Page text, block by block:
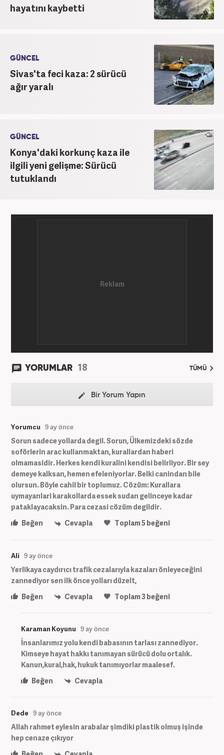
hayatını kaybetti
GÜNCEL
Sivas'ta feci kaza: 2 sürücü
ağır yaralı
GÜNCEL
Konya'daki korkunç kaza ile
ilgili yeni gelişme: Sürücü
tutuklandı
YORUMLAR 18 TÜMÜ
Bir Yorum Yapın
Yorumcu 9 ay önce
Sorun sadece yollarda degil. Sorun, Ülkemizdeki sözde
soförlerin arac kullanmaktan, kurallardan haberi
olmamasidir. Herkes kendi kuralini kendisi belirliyor. Bir sey
demeye kalksan, hemen efeleniyorlar. Belki canindan bile
olursun. Böyle cahil bir toplumuz. Cözüm: Kurallara
uymayanlari karakollarda essek sudan gelinceye kadar
pataklayacaksin. Para cezasi cözüm degildir.
Beğen
Cevapla Toplam5beğeni
Ali 9 ay önce
Yerlikaya caydırıcı trafik cezalarıyla kazaları önleyeceğini
zannediyor sen ilk önce yolları düzelt,
Beğen
Cevapla Toplam3beğeni
Karaman Koyunu 9 ay önce
İnsanlarımız yolu kendi babasının tarlası zannediyor.
Kimseye hayat hakkı tanımayan sürücü dolu ortalık.
Kanun,kural,hak, hukuk tanımıyorlar maalesef.
Beğen
Cevapla
Dede 9 ay önce
Allah rahmet eylesin arabalar şimdiki plastik olmuş işinde
hep cenaze çıkıyor